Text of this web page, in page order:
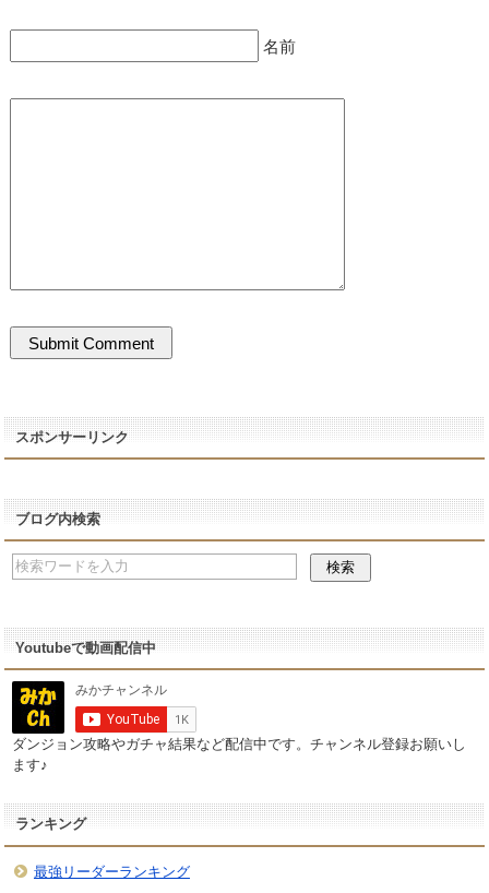
名前
スポンサーリンク
ブログ内検索
Youtubeで動画配信中
ダンジョン攻略やガチャ結果など配信中です。チャンネル登録お願いし
ます♪
ランキング
最強リーダーランキング